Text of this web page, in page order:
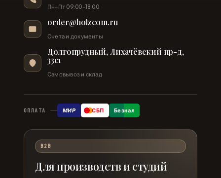
Пн–Пт 09:00–18:00
order@holzcom.ru
Счета и документы
Долгопрудный, Лихачёвский пр-д,
33с1
Самовывоз и склад
ОПЛАТА МИР СБП Безнал
B2B
Для производств и студий